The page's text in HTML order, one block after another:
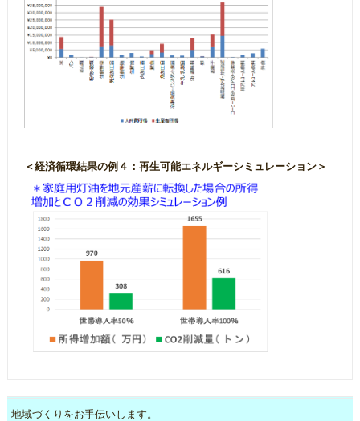
＜経済循環結果の例４：再生可能エネルギーシミュレーション＞
地域づくりをお手伝いします。